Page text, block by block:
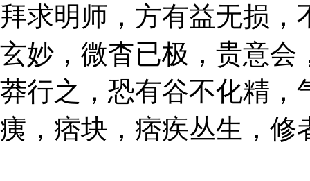
拜求明师，方有益无损
玄妙，微杳已极，贵意会
莽行之，恐有谷不化精，
痍，痞块，痞疾丛生，修